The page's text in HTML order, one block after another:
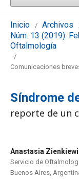
Inicio / Archivos
Núm. 13 (2019):
Oftalmología
/
Comunicaciones
Síndrome
reporte de un
Anastasia
Servicio de
Buenos Aires,